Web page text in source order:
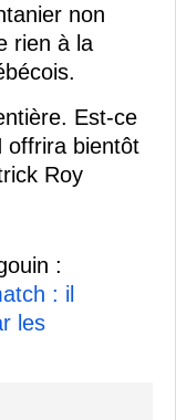
non
rien à la
Est-ce
offrira bientôt
Roy
:
: il
les